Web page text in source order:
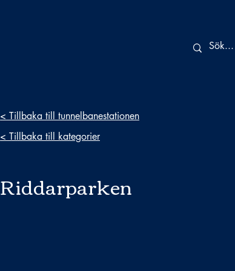
< Tillbaka till tunnelbanestationen
< Tillbaka till kategorier
Riddarparken